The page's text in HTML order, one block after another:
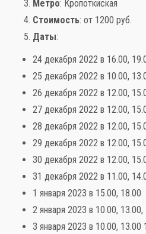
Метро: Кропоткиская
Стоимость: от 1200 руб.
Даты:
24 декабря 2022 в 16.00,
25 декабря 2022 в 10.00,
26 декабря 2022 в 12.00,
27 декабря 2022 в 12.00,
28 декабря 2022 в 12.00,
29 декабря 2022 в 12.00,
30 декабря 2022 в 12.00,
31 декабря 2022 в 11.00,
1 января 2023 в 15.00, 18.00
2 января 2023 в 10.00, 13.00,
3 января 2023 в 10.00, 13.00